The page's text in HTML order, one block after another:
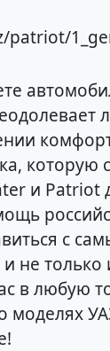
patriot/
которую
и Patriot
с
не только
в любую
моделях